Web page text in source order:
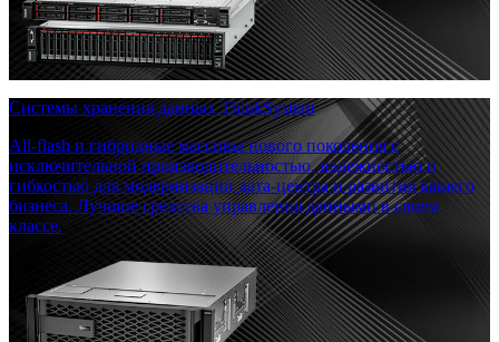
Системы хранения данных ThinkSystem
All-flash и гибридные массивы нового поколения с
исключительной производительностью, надежностью и
гибкостью для модернизации дата-центра и развития вашего
бизнеса. Лучшие средства управления данными в своем
классе.